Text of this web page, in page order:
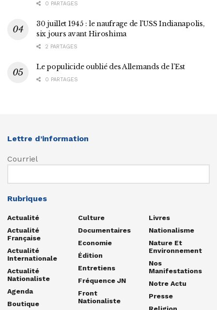
0 PARTAGES
30 juillet 1945 : le naufrage de l’USS Indianapolis,
six jours avant Hiroshima
2 PARTAGES
Le populicide oublié des Allemands de l’Est
0 PARTAGES
Lettre d’information
Courriel
Rubriques
Actualité
Actualité
Française
Actualité
Internationale
Actualité
Nationaliste
Agenda
Boutique
Culture
Documentaires
Economie
Édition
Entretiens
Fréquence JN
Front
Nationaliste
Livres
Nationalisme
Nature Et
Environnement
Nos
Manifestations
Notre Actu
Presse